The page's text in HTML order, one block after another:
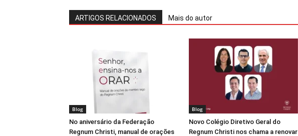
ARTIGOS RELACIONADOS Mais do autor
Blog
No aniversário da Federação
Regnum Christi, manual de orações
Blog
Novo Colégio Diretivo Geral do
Regnum Christi nos chama a renovar